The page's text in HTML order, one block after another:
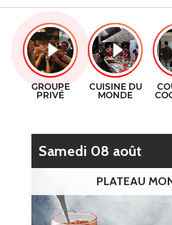
CONTACT
ENGLISH
COURS DE
samedi 08 août
PLATEAU